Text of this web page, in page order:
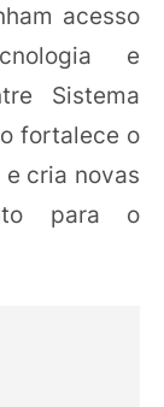
acesso
e
Sistema
fortalece o
cria novas
para o